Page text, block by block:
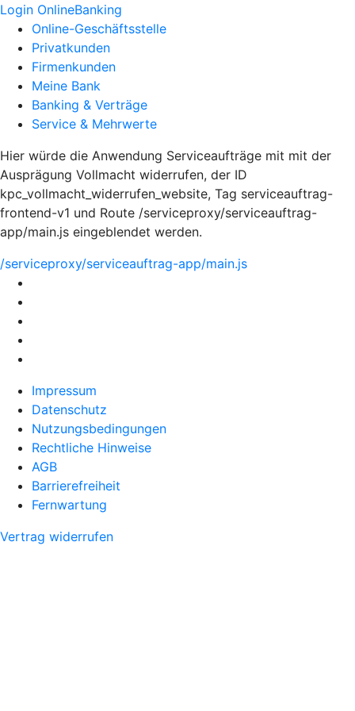
Login OnlineBanking
Online-Geschäftsstelle
Privatkunden
Firmenkunden
Meine Bank
Banking & Verträge
Service & Mehrwerte
Hier würde die Anwendung Serviceaufträge mit mit der
Ausprägung Vollmacht widerrufen, der ID
kpc_vollmacht_widerrufen_website, Tag serviceauftrag-
frontend-v1 und Route /serviceproxy/serviceauftrag-
app/main.js eingeblendet werden.
/serviceproxy/serviceauftrag-app/main.js
Impressum
Datenschutz
Nutzungsbedingungen
Rechtliche Hinweise
AGB
Barrierefreiheit
Fernwartung
Vertrag widerrufen